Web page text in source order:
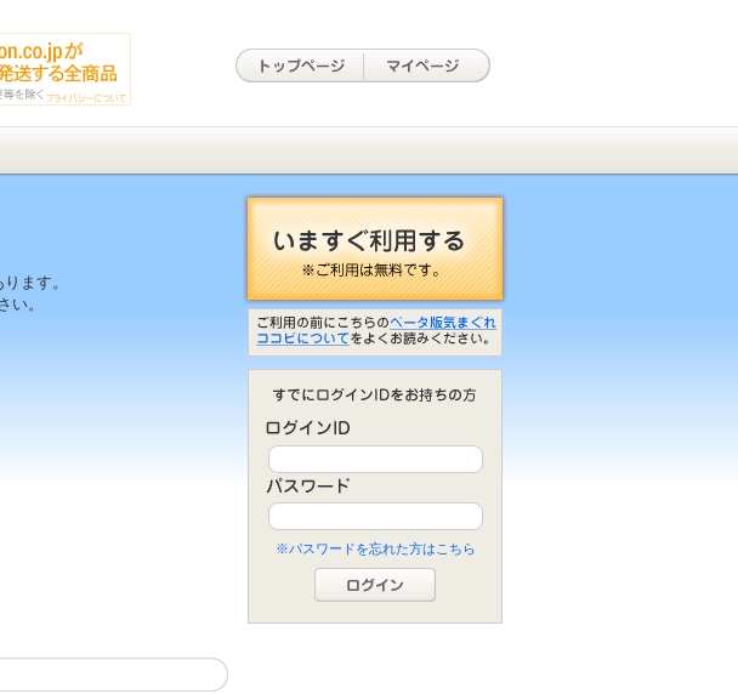
ます。
い。
※パスワードを忘れた方はこちら